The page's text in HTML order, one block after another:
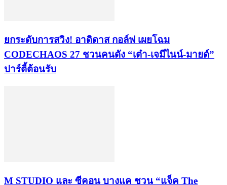
​ยกระดับการสวิง! อาดิดาส กอล์ฟ เผยโฉม
CODECHAOS 27 ชวนคนดัง “เต๋า-เจมีไนน์-มายด์”
ปาร์ตี้ต้อนรับ
M STUDIO และ ซีคอน บางแค ชวน “แจ็ค The